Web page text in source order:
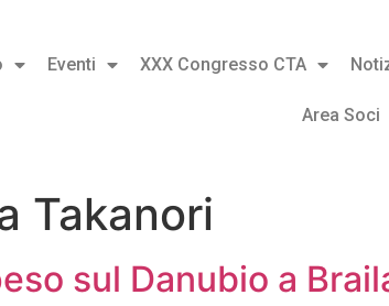
Eventi XXX Congresso CTA
Area Soci
Takanori
sul Danubio a